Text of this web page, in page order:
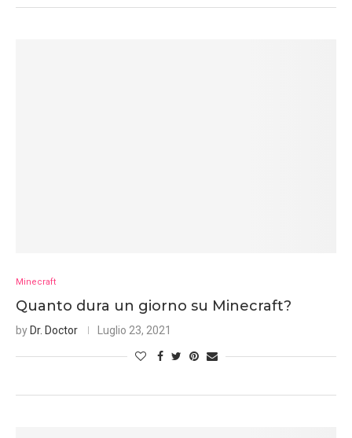
Minecraft
Quanto dura un giorno su Minecraft?
by Dr. Doctor Luglio 23, 2021